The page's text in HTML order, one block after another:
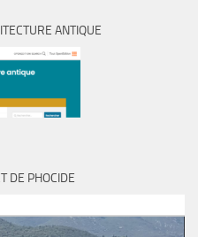
ANTIQUE
DE PHOCIDE